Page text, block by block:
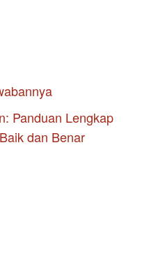
Panduan Lengkap
dan Benar